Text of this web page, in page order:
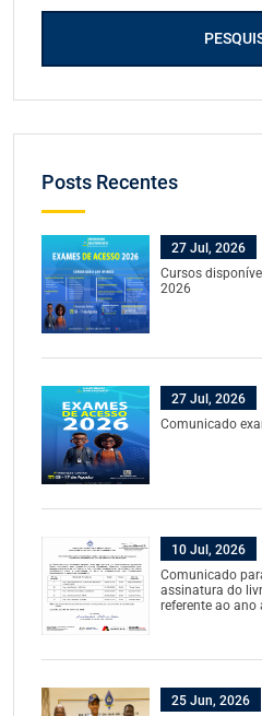
Posts Recentes
27 Jul, 2026
Cursos
2026
27 Jul, 2026
Comunicado
10 Jul, 2026
Comunicado
assinatura do
referente ao
25 Jun, 2026